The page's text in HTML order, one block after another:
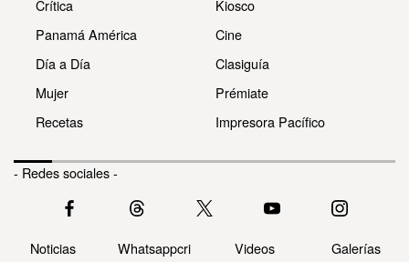
Crítica
Panamá América
Día a Día
Mujer
Recetas
Kiosco
Cine
Clasiguía
Prémiate
Impresora Pacífico
- Redes sociales -
Noticias Whatsappcri Videos Galerías